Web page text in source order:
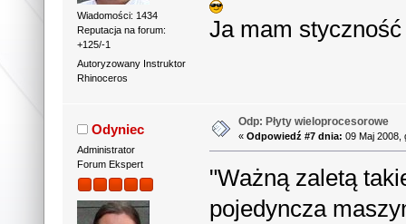
Wiadomości: 1434
Reputacja na forum:
+125/-1
Autoryzowany Instruktor
Rhinoceros
Ja mam
Odyniec
Administrator
Forum Ekspert
Odp: Płyty wieloprocesorowe
«Odpowiedź #7 dnia: 09 Maj 2008,
"Ważną zaletą
pojedyncza